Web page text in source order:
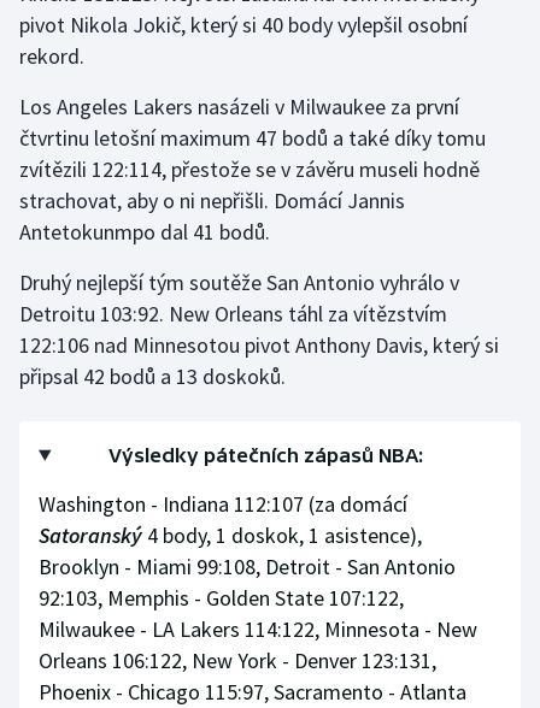
Stolní tenis
Veslování
Vodní slalom
Ostatní
pivot Nikola Jokič, který si 40 body vylepšil osobní
rekord.
Los Angeles Lakers nasázeli v Milwaukee za první
čtvrtinu letošní maximum 47 bodů a také díky tomu
zvítězili 122:114, přestože se v závěru museli hodně
strachovat, aby o ni nepřišli. Domácí Jannis
Antetokunmpo dal 41 bodů.
Druhý nejlepší tým soutěže San Antonio vyhrálo v
Detroitu 103:92. New Orleans táhl za vítězstvím
122:106 nad Minnesotou pivot Anthony Davis, který si
připsal 42 bodů a 13 doskoků.
Výsledky pátečních zápasů NBA:
Washington - Indiana 112:107 (za domácí
Satoranský 4 body, 1 doskok, 1 asistence),
Brooklyn - Miami 99:108, Detroit - San Antonio
92:103, Memphis - Golden State 107:122,
Milwaukee - LA Lakers 114:122, Minnesota - New
Orleans 106:122, New York - Denver 123:131,
Phoenix - Chicago 115:97, Sacramento - Atlanta